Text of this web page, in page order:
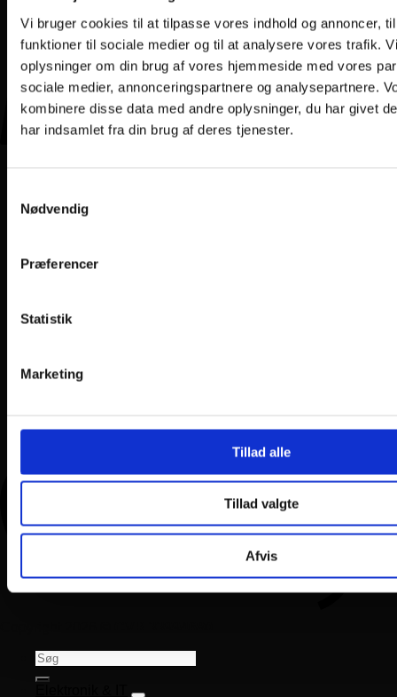
Vi bruger cookies til at tilpasse vores indhold og annoncer,
funktioner til sociale medier og til at analysere vores trafik.
oplysninger om din brug af vores hjemmeside med vores
sociale medier, annonceringspartnere og analysepartnere.
kombinere disse data med andre oplysninger, du har givet
har indsamlet fra din brug af deres tjenester.
Nødvendig
Præferencer
Statistik
Marketing
Tillad alle
Tillad valgte
Afvis
Søg
efter: